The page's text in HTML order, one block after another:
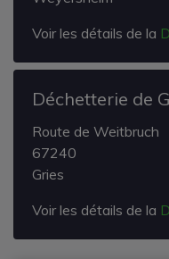
Voir les détails de la
Déchetterie de
Route de Weitbruch
67240
Gries
Voir les détails de la